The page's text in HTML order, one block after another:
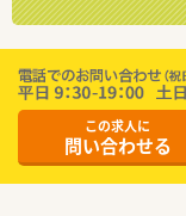
この求人に
問い合わせる